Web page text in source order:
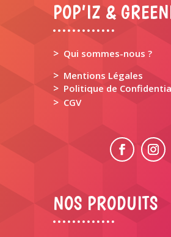
POP’IZ &
> Qui sommes-nous ?
> Mentions Légales
> Politique de
> CGV
NOS PRODUITS